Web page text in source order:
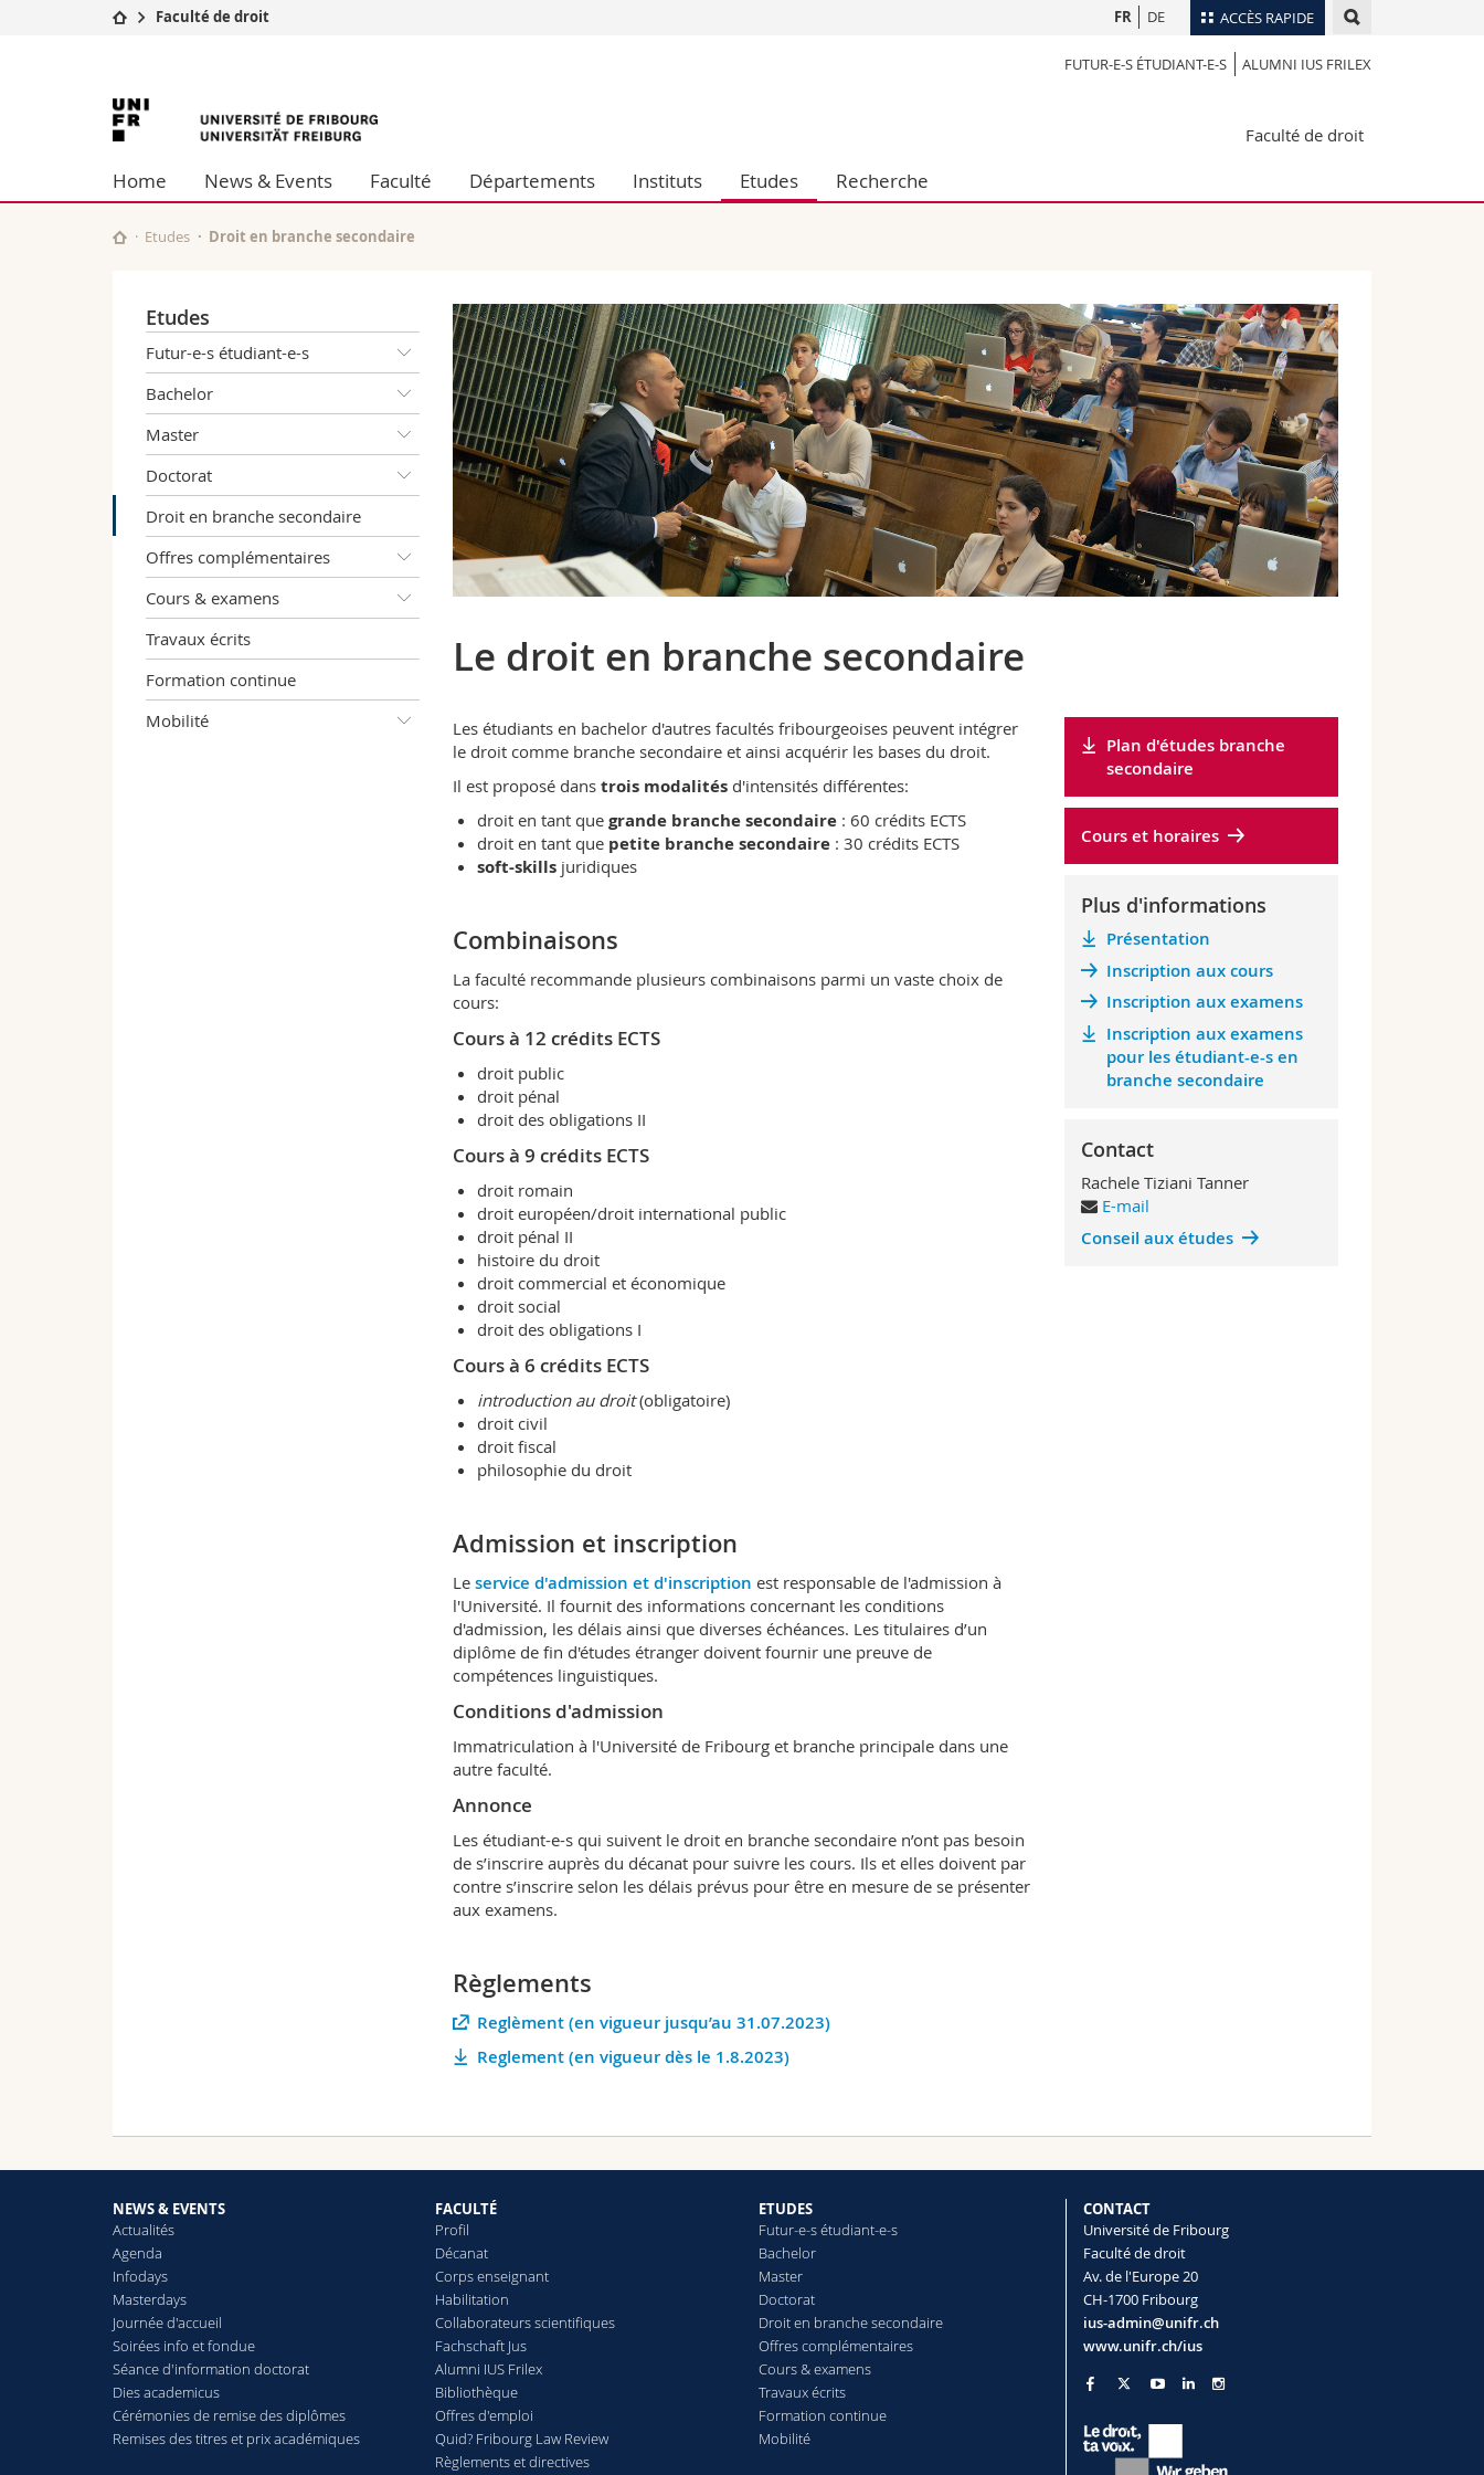
ACCÈS RAPIDE
Etudes
Campus
Université
Formation continue
Lettres et sciences humaines
Sciences de l'éducation et de la formation
Sciences et médecine
Chercheurs
Collaborateurs
Annuaire du personnel
Programme des cours
FR DE
Faculté de droit
FUTUR-E-S ÉTUDIANT-E-S ALUMNI IUS FRILEX
Université
de
Fribourg
Faculté de droit
Home News & Events Faculté Départements Instituts Etudes Recherche
Etudes Droit en branche secondaire
Etudes
Futur-e-s étudiant-e-s
Bachelor
Master
Doctorat
Droit en branche secondaire
Offres complémentaires
Cours & examens
Travaux écrits
Formation continue
Mobilité
Le droit en branche secondaire
Les étudiants en bachelor d'autres facultés fribourgeoises peuvent intégrer
le droit comme branche secondaire et ainsi acquérir les bases du droit.
Il est proposé danstrois modalités d'intensités différentes:
droit en tant que grande branche secondaire : 60 crédits ECTS
droit en tant que petite branche secondaire : 30 crédits ECTS
soft-skills juridiques
Combinaisons
La faculté recommande plusieurs combinaisons parmi un vaste choix de
cours:
Cours à 12 crédits ECTS
droit public
droit pénal
droit des obligations II
Cours à 9 crédits ECTS
droit romain
droit européen/droit international public
droit pénal II
histoire du droit
droit commercial et économique
droit social
droit des obligations I
Cours à 6 crédits ECTS
introduction au droit(obligatoire)
droit civil
droit fiscal
philosophie du droit
Admission et inscription
Le service d'admission et d'inscription est responsable de l'admission à
l'Université. Il fournit des informations concernant les conditions
d'admission, les délais ainsi que diverses échéances. Les titulaires d’un
diplôme de fin d'études étranger doivent fournir une preuve de
compétences linguistiques.
Conditions d'admission
Immatriculation à l'Université de Fribourg et branche principale dans une
autre faculté.
Annonce
Les étudiant-e-s qui suivent le droit en branche secondaire n’ont pas besoin
de s’inscrire auprès du décanat pour suivre les cours. Ils et elles doivent par
contre s’inscrire selon les délais prévus pour être en mesure de se présenter
aux examens.
Règlements
Reglèment (en vigueur jusqu’au 31.07.2023)
Reglement (en vigueur dès le 1.8.2023)
Plan d'études branche
secondaire
Cours et horaires
Plus d'informations
Présentation
Inscription aux cours
Inscription aux examens
Inscription aux examens
pour les étudiant-e-s en
branche secondaire
Contact
Rachele Tiziani Tanner
E-mail
Conseil aux études
NEWS & EVENTS
Actualités
Agenda
Infodays
Masterdays
Journée d'accueil
Soirées info et fondue
Séance d'information doctorat
Dies academicus
Cérémonies de remise des diplômes
Remises des titres et prix académiques
FACULTÉ
Profil
Décanat
Corps enseignant
Habilitation
Collaborateurs scientifiques
Fachschaft Jus
Alumni IUS Frilex
Bibliothèque
Offres d'emploi
Quid? Fribourg Law Review
Règlements et directives
ETUDES
Futur-e-s étudiant-e-s
Bachelor
Master
Doctorat
Droit en branche secondaire
Offres complémentaires
Cours & examens
Travaux écrits
Formation continue
Mobilité
CONTACT
Université de Fribourg
Faculté de droit
Av. de l'Europe 20
CH-1700 Fribourg
ius-admin@unifr.ch
www.unifr.ch/ius